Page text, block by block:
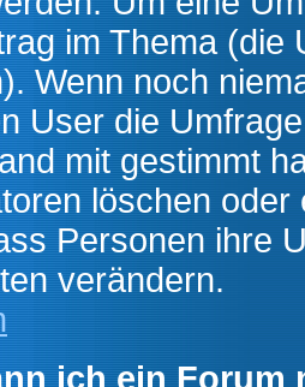
im Thema (die
Wenn noch
User die
mit gestimmt
löschen
Personen ihre
verändern.
ich ein Forum